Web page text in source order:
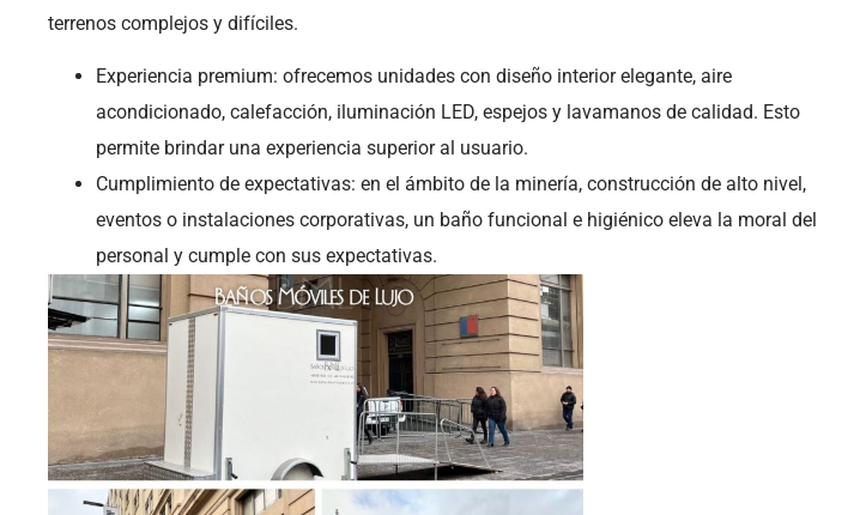
terrenos complejos y difíciles.
Experiencia premium: ofrecemos unidades con diseño interior elegante, aire
acondicionado, calefacción, iluminación LED, espejos y lavamanos de calidad. Esto
permite brindar una experiencia superior al usuario.
Cumplimiento de expectativas: en el ámbito de la minería, construcción de alto nivel,
eventos o instalaciones corporativas, un baño funcional e higiénico eleva la moral del
personal y cumple con sus expectativas.